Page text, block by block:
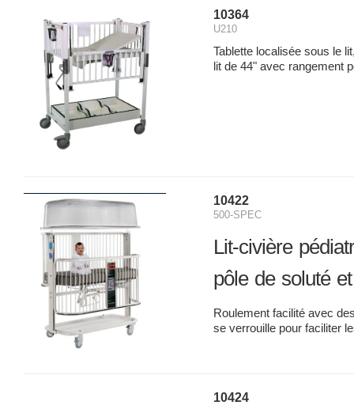
10364
U210
Tablette localisée sous le
lit de 44" avec rangement
10422
500-SPEC
Lit-civière
pôle de soluté
Roulement facilité avec
se verrouille pour faciliter
10424